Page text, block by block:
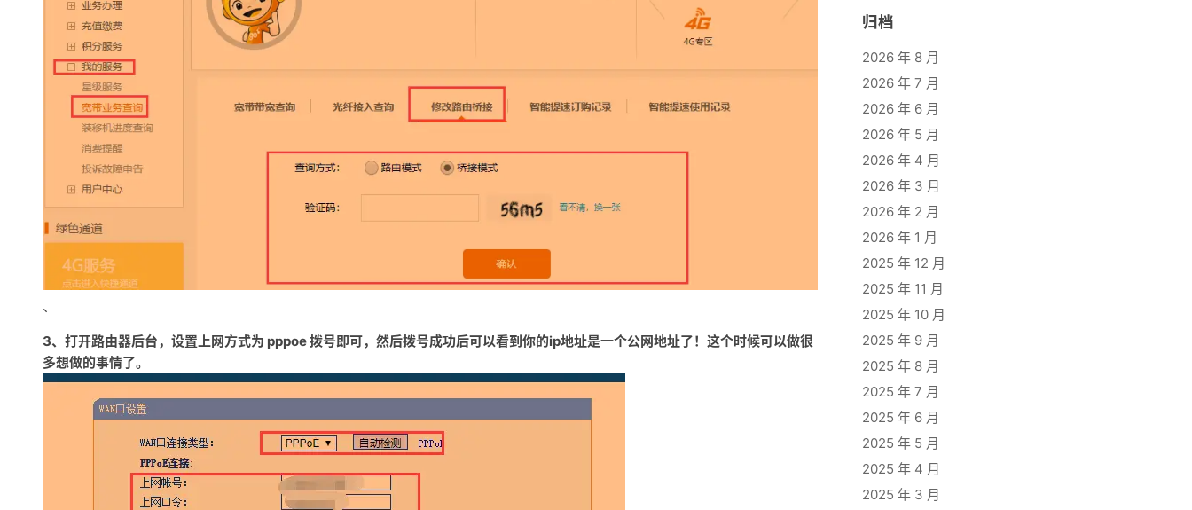
、
3、打开路由器后台，设置上网方式为 pppoe 拨号即可，然后拨号成功后可以看到你的ip地址是一个公网地址了！这个时候可以做很
多想做的事情了。
归档
2026 年 8 月
2026 年 7 月
2026 年 6 月
2026 年 5 月
2026 年 4 月
2026 年 3 月
2026 年 2 月
2026 年 1 月
2025 年 12 月
2025 年 11 月
2025 年 10 月
2025 年 9 月
2025 年 8 月
2025 年 7 月
2025 年 6 月
2025 年 5 月
2025 年 4 月
2025 年 3 月